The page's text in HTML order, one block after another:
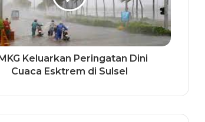
Keluarkan Peringatan Dini
Cuaca Esktrem di Sulsel